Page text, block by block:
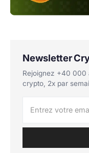
Newsletter
Rejoignez +40 000
crypto, 2x par